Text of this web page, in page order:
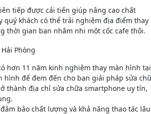
tiếp được cải tiến giúp nâng cao chất
khách có thể trải nghiệm địa điểm thay
thời gian bạn nhâm nhi một cốc cafe thôi.
hơn 11 năm kinh nghiệm thay màn hình tại
để đem đến cho bạn giải pháp sửa
thành địa chỉ sửa chữa smartphone uy tín,
bảo chất lượng và khả năng thao tác lâu